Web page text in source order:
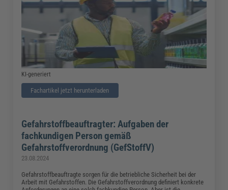
KI-generiert
Fachartikel jetzt herunterladen
Gefahrstoffbeauftragter: Aufgaben der
fachkundigen Person gemäß
Gefahrstoffverordnung (GefStoffV)
23.08.2024
Gefahrstoffbeauftragte sorgen für die betriebliche Sicherheit bei der
Arbeit mit Gefahrstoffen. Die Gefahrstoffverordnung definiert konkrete